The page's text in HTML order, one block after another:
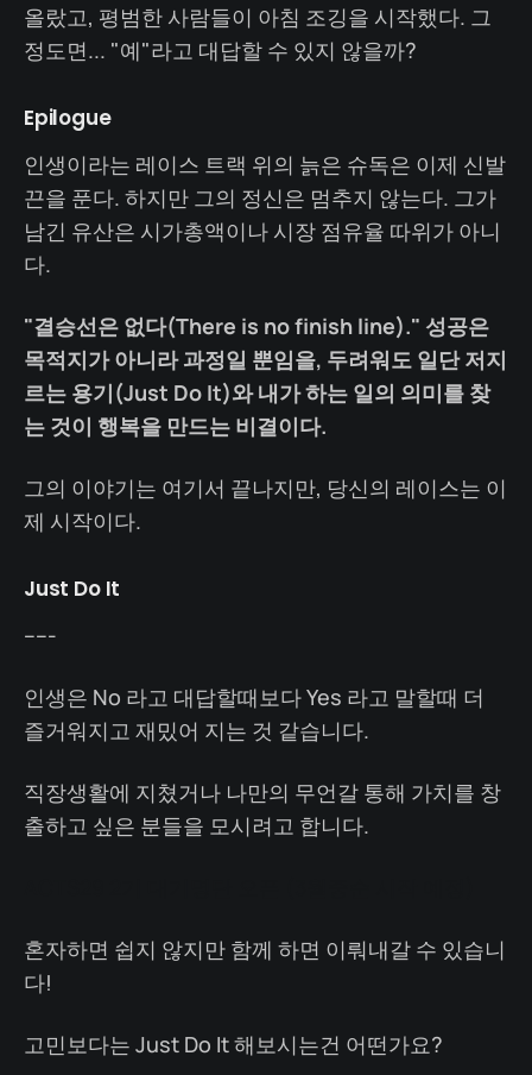
올랐고, 평범한 사람들이 아침 조깅을 시작했다. 그
정도면... "예"라고 대답할 수 있지 않을까?
Epilogue
인생이라는 레이스 트랙 위의 늙은 슈독은 이제 신발
끈을 푼다. 하지만 그의 정신은 멈추지 않는다. 그가
남긴 유산은 시가총액이나 시장 점유율 따위가 아니
다.
"결승선은 없다(There is no finish line)." 성공은
목적지가 아니라 과정일 뿐임을, 두려워도 일단 저지
르는 용기(Just Do It)와 내가 하는 일의 의미를 찾
는 것이 행복을 만드는 비결이다.
그의 이야기는 여기서 끝나지만, 당신의 레이스는 이
제 시작이다.
Just Do It
-----
인생은 No 라고 대답할때보다 Yes 라고 말할때 더
즐거워지고 재밌어 지는 것 같습니다.
직장생활에 지쳤거나 나만의 무언갈 통해 가치를 창
출하고 싶은 분들을 모시려고 합니다.
혼자하면 쉽지 않지만 함께 하면 이뤄내갈 수 있습니
다!
고민보다는 Just Do It 해보시는건 어떤가요?